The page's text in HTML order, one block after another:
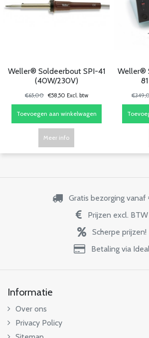
Weller® Soldeerbout SPI-41
(40W/230V)
€65,00 €58,50 Excl. btw
Toevoegen aan winkelwagen
Meer info
Weller®
Gratis bezorging vanaf
Prijzen excl. BTW
Scherpe prijzen!
Betaling via
Informatie
Over ons
Privacy Policy